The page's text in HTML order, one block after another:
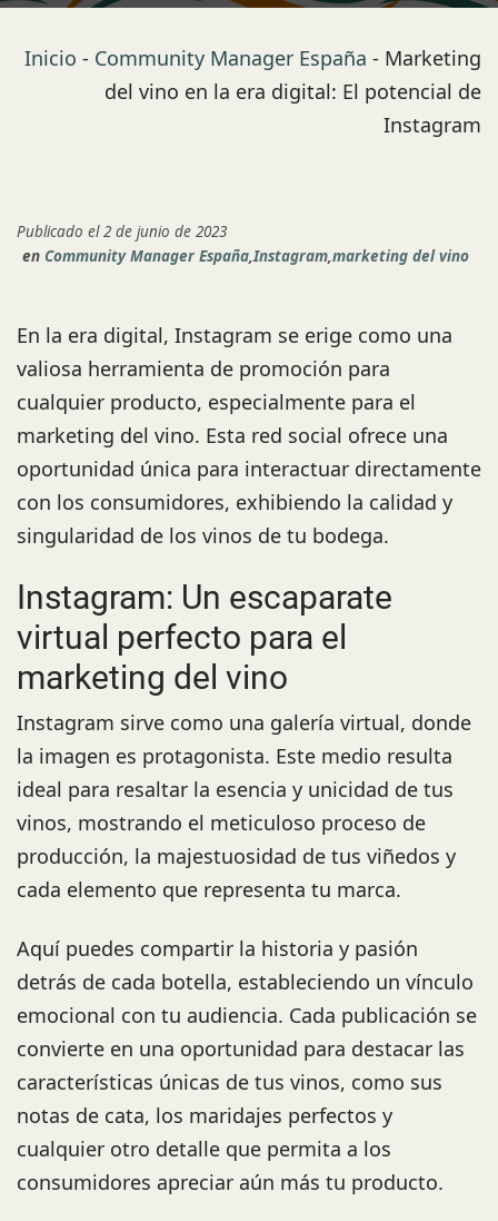
Inicio - Community Manager España - Marketing
del vino en la era digital: El potencial de
Instagram
Publicado el 2 de junio de 2023
en Community Manager España,Instagram,marketing del vino
En la era digital, Instagram se erige como una
valiosa herramienta de promoción para
cualquier producto, especialmente para el
marketing del vino. Esta red social ofrece una
oportunidad única para interactuar directamente
con los consumidores, exhibiendo la calidad y
singularidad de los vinos de tu bodega.
Instagram: Un escaparate
virtual perfecto para el
marketing del vino
Instagram sirve como una galería virtual, donde
la imagen es protagonista. Este medio resulta
ideal para resaltar la esencia y unicidad de tus
vinos, mostrando el meticuloso proceso de
producción, la majestuosidad de tus viñedos y
cada elemento que representa tu marca.
Aquí puedes compartir la historia y pasión
detrás de cada botella, estableciendo un vínculo
emocional con tu audiencia. Cada publicación se
convierte en una oportunidad para destacar las
características únicas de tus vinos, como sus
notas de cata, los maridajes perfectos y
cualquier otro detalle que permita a los
consumidores apreciar aún más tu producto.